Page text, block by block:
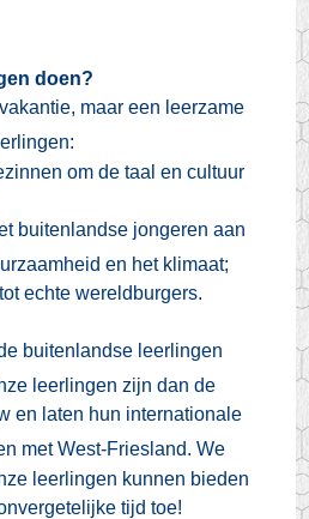
doen?
maar een leerzame
om de taal en cultuur
buitenlandse jongeren aan
en het klimaat;
echte wereldburgers.
buitenlandse leerlingen
leerlingen zijn dan de
en laten hun internationale
met West-Friesland. We
leerlingen kunnen bieden
tijd toe!